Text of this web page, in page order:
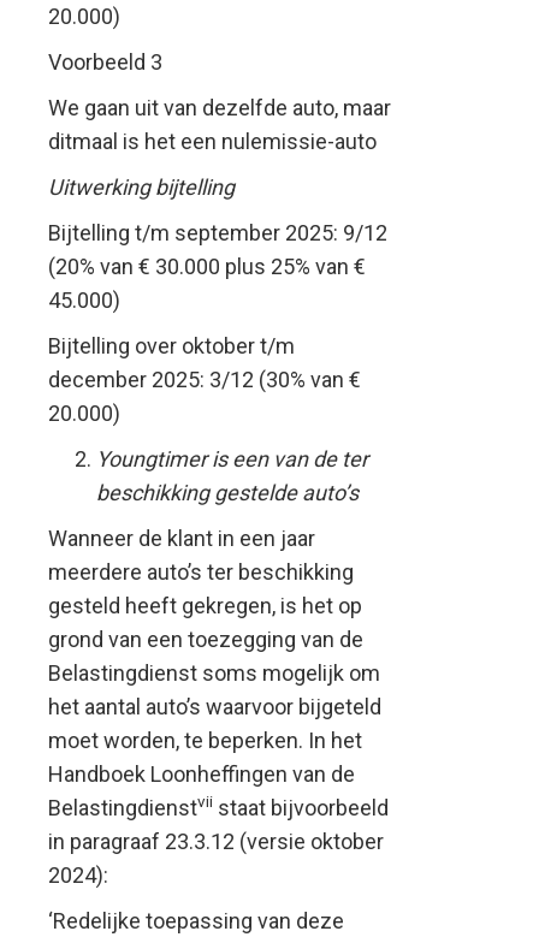
20.000)
Voorbeeld 3
We gaan uit van dezelfde auto, maar
ditmaal is het een nulemissie-auto
Uitwerking bijtelling
Bijtelling t/m september 2025: 9/12
(20% van € 30.000 plus 25% van €
45.000)
Bijtelling over oktober t/m
december 2025: 3/12 (30% van €
20.000)
Youngtimer is een van de ter
beschikking gestelde auto’s
Wanneer de klant in een jaar
meerdere auto’s ter beschikking
gesteld heeft gekregen, is het op
grond van een toezegging van de
Belastingdienst soms mogelijk om
het aantal auto’s waarvoor bijgeteld
moet worden, te beperken. In het
Handboek Loonheffingen van de
Belastingdienstvii staat bijvoorbeeld
in paragraaf 23.3.12 (versie oktober
2024):
‘Redelijke toepassing van deze